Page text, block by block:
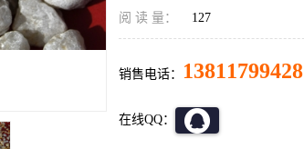
阅 读 量： 127
销售电话： 13811799428
在线QQ：